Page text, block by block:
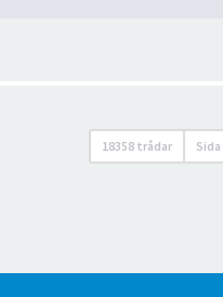
18358 trådar Sida